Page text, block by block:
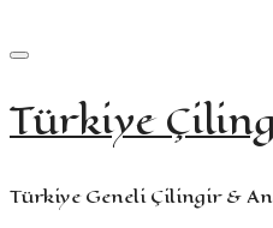
Türkiye
Türkiye Geneli Çilingir &